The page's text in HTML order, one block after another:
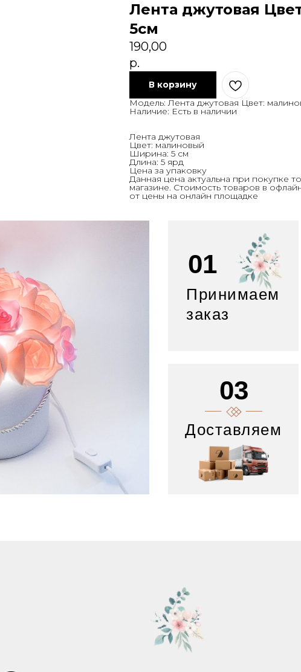
Лента джутовая
5см
190,00
р.
В корзину
Модель: Лента джутовая Цвет:
Наличие: Есть в наличии
Лента джутовая
Цвет: малиновый
Ширина: 5 см
Длина: 5 ярд
Цена за упаковку
Данная цена актуальна при покупке
магазине. Стоимость товаров в
от цены на онлайн площадке
01
Принимаем
заказ
03
Доставляем